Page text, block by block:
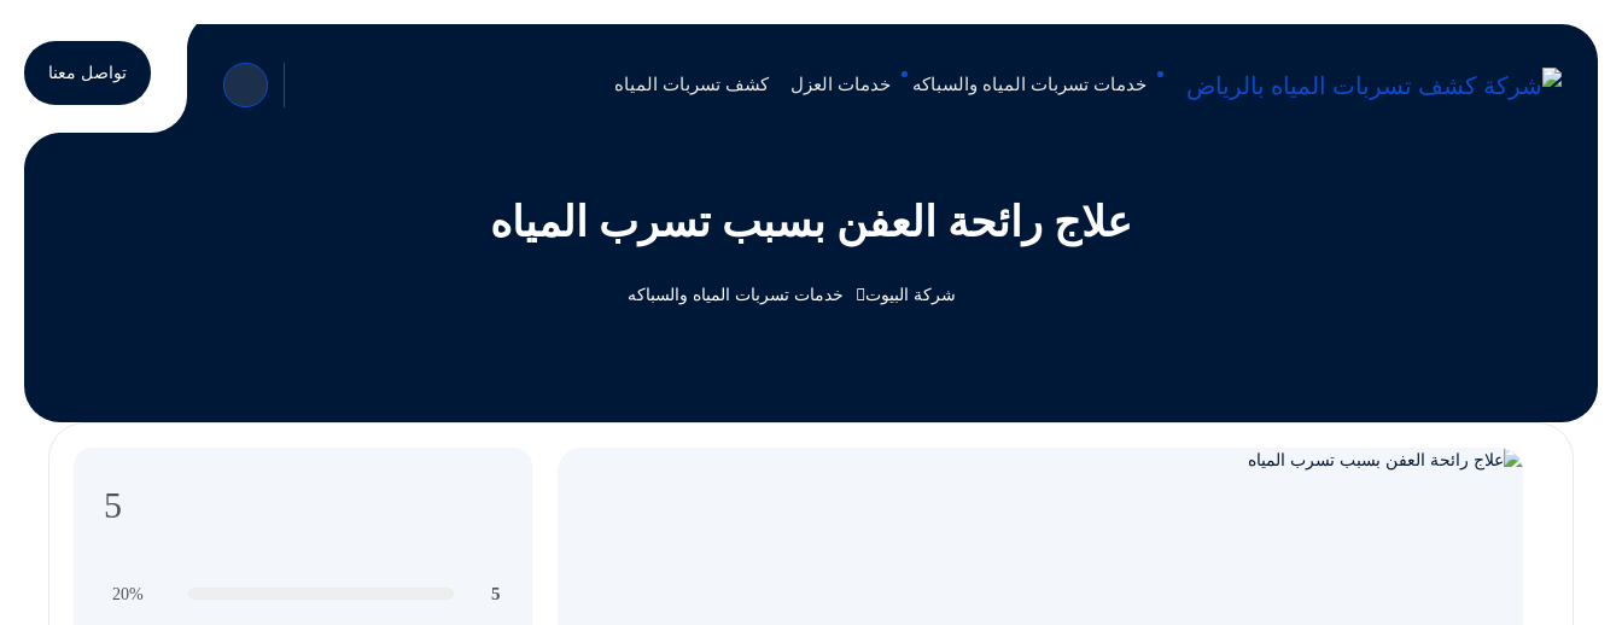
خدمات تسربات المياه والسباكه خدمات العزل كشف تسربات المياه
تواصل معنا
علاج رائحة العفن بسبب تسرب المياه
شركة البيوت خدمات تسربات المياه والسباكه
5
5
20%